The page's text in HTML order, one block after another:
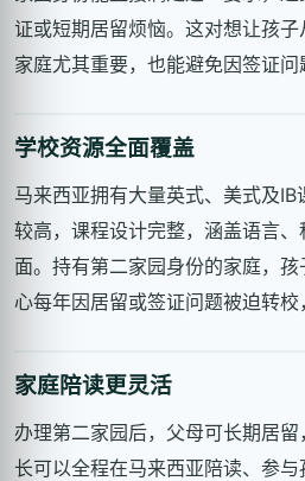
证或短期居留烦恼。这对想让孩
家庭尤其重要，也能避免因签证问
学校资源全面覆盖
马来西亚拥有大量英式、美式及
较高，课程设计完整，涵盖语言
面。持有第二家园身份的家庭，
心每年因居留或签证问题被迫转校
家庭陪读更灵活
办理第二家园后，父母可长期居
长可以全程在马来西亚陪读、参